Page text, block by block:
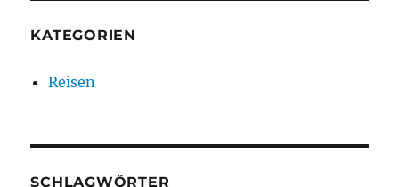
KATEGORIEN
Reisen
SCHLAGWÖRTER